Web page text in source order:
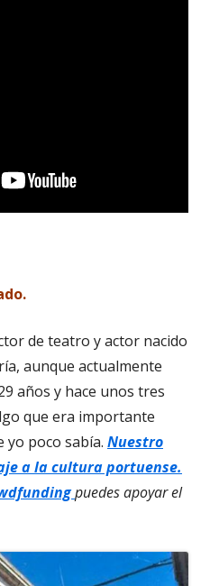
de teatro y actor nacido
aunque actualmente
años y hace unos tres
que era importante
yo poco sabía. Nuestro
a la cultura portuense.
puedes apoyar el